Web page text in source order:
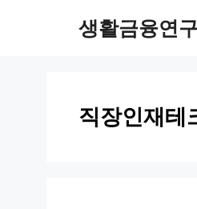
생활금융연
직장인재테